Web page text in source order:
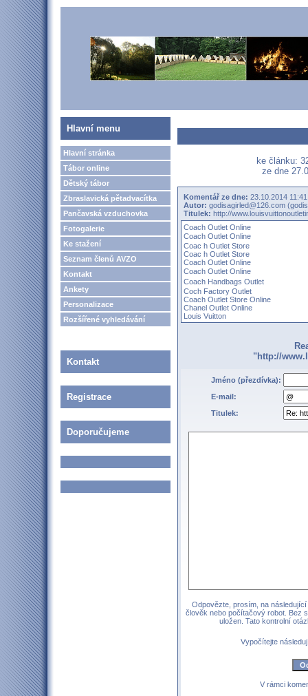
Hlavní menu
Hlavní stránka
Tábor online
Dětský tábor
Zbraslavická pětadvacítka
Pančavská vzduchovka
Fotogalerie
Ke stažení
Seznam členů AVZO
Kontakt
Ankety
Personalizace
Rozšířené vyhledávání
Kontakt
Registrace
Doporučujeme
ke článku:
ze dne
Komentář ze dne: 23.10.2014
Autor: godisagirled@126.com
Titulek: http://
Coach Outlet Online
Coach Outlet Online
Coac h Outlet Store
Coac h Outlet Store
Coach Outlet Online
Coach Outlet Online
Coach Handbags Outlet
Coch Factory Outlet
Coach Outlet Store Online
Chanel Outlet Online
Louis Vuitton
"http://
Jméno (přezdívka):
E-mail:
Titulek:
Odpovězte, prosím, na
člověk nebo počítačový robot. Bez
uložen. Tato kontrolní
Vypočítejte
V rámci